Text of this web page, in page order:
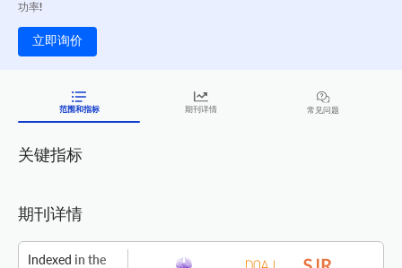
功率!
立即询价
范围和指标 期刊详情 常见问题
关键指标
期刊详情
Indexed in the